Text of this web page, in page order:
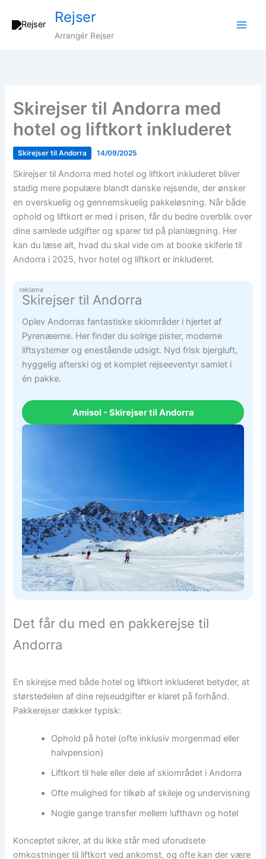
Rejser
Arrangér Rejser
Skirejser til Andorra med
hotel og liftkort inkluderet
Skirejser til Andorra 14/09/2025
Skirejser til Andorra med hotel og liftkort inkluderet bliver
stadig mere populære blandt danske rejsende, der ønsker
en overskuelig og gennemskuelig pakkeløsning. Når både
ophold og liftkort er med i prisen, får du bedre overblik over
dine samlede udgifter og sparer tid på planlægning. Her
kan du læse alt, hvad du skal vide om at booke skiferie til
Andorra i 2025, hvor hotel og liftkort er inkluderet.
reklame
Skirejser til Andorra
Oplev Andorras fantastiske skiområder i hjertet af
Pyrenæerne. Her finder du solrige pister, moderne
liftsystemer og enestående udsigt. Nyd frisk bjergluft,
hyggelig afterski og et komplet rejseeventyr samlet i
én pakke.
Amisol - Skirejser til Andorra
Det får du med en pakkerejse til
Andorra
En skirejse med både hotel og liftkort inkluderet betyder, at
størstedelen af dine rejseudgifter er klaret på forhånd.
Pakkerejser dækker typisk:
Ophold på hotel (ofte inklusiv morgenmad eller
halvpension)
Liftkort til hele eller dele af skiområdet i Andorra
Ofte mulighed for tilkøb af skileje og undervisning
Nogle gange transfer mellem lufthavn og hotel
Konceptet sikrer, at du ikke står med uforudsete
omkostninger til liftkort ved ankomst, og ofte kan der være